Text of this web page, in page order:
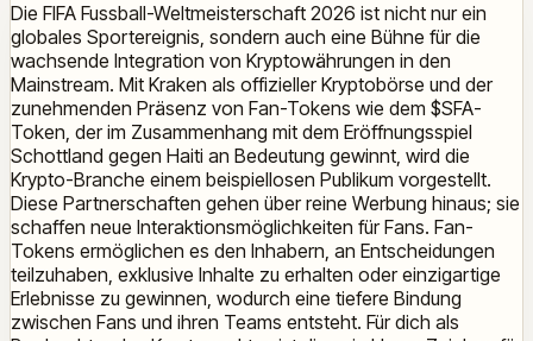
Die FIFA Fussball-Weltmeisterschaft 2026 ist nicht nur ein
globales Sportereignis, sondern auch eine Bühne für die
wachsende Integration von Kryptowährungen in den
Mainstream. Mit Kraken als offizieller Kryptobörse und der
zunehmenden Präsenz von Fan-Tokens wie dem $SFA-
Token, der im Zusammenhang mit dem Eröffnungsspiel
Schottland gegen Haiti an Bedeutung gewinnt, wird die
Krypto-Branche einem beispiellosen Publikum vorgestellt.
Diese Partnerschaften gehen über reine Werbung hinaus; sie
schaffen neue Interaktionsmöglichkeiten für Fans. Fan-
Tokens ermöglichen es den Inhabern, an Entscheidungen
teilzuhaben, exklusive Inhalte zu erhalten oder einzigartige
Erlebnisse zu gewinnen, wodurch eine tiefere Bindung
zwischen Fans und ihren Teams entsteht. Für dich als